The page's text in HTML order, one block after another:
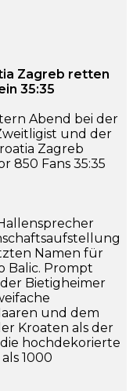
Zagreb retten
35:35
Abend bei der
und der
Zagreb
850 Fans 35:35
Namen für
Balic. Prompt
Bietigheimer
und dem
Kroaten als der
hochdekorierte
1000